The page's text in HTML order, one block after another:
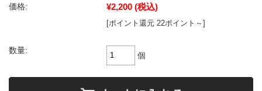
価格: ¥2,200 (税込)
[ポイント還元 22ポイント～]
数量:
個